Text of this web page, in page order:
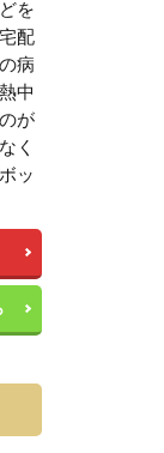
を
配
病
中
が
く
ッ